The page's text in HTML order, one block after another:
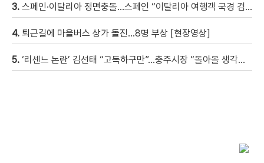
3. 스페인·이탈리아 정면충돌…스페인 “이탈리아 여행객 국경 검문할 것”
4. 퇴근길에 마을버스 상가 돌진…8명 부상 [현장영상]
5. ‘리센느 논란’ 김선태 “고독하구만”…충주시장 “돌아올 생각은?”